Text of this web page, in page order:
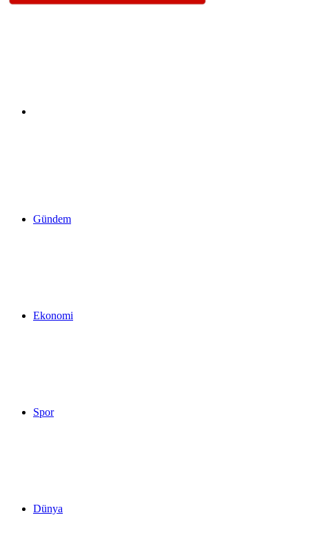
Gündem
Ekonomi
Spor
Dünya